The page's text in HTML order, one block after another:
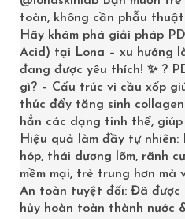
1,400,000₫
toàn, không cần phẫu
Hãy khám phá giải pháp
Acid) tại Lona – xu hướng
đang được yêu thích! ✨ ?
gì? – Cấu trúc vi cầu xốp
thúc đẩy tăng sinh
hẳn các dạng tinh thể,
Hiệu quả làm đầy tự
hóp, thái dương lõm, rãnh
mềm mại, trẻ trung hơn mà
An toàn tuyệt đối: Đã được
hủy hoàn toàn thành nước